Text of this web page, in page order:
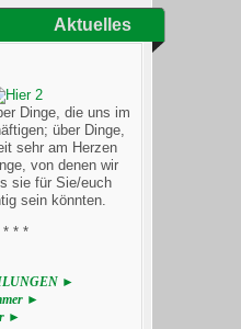
Aktuelles
Dinge, die uns im
über Dinge,
sehr am Herzen
von denen wir
sie für Sie/euch
sein könnten.
* * *
►
►
►